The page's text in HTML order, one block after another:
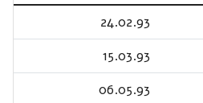
24.02.93
15.03.93
06.05.93